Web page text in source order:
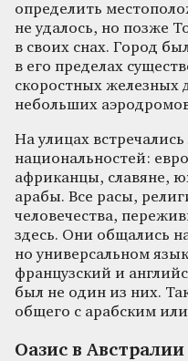
определить
не удалось, но позже
в своих снах. Город
в его пределах
скоростных железных
небольших
На улицах
национальностей:
африканцы, славяне,
арабы. Все расы,
человечества,
здесь. Они общались
но универсальном
французский и
был не один из них.
общего с арабским
Оазис в Австралии